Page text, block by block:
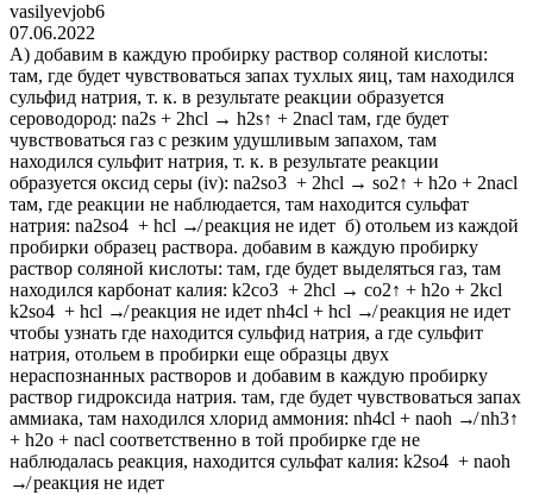
vasilyevjob6
07.06.2022
А) добавим в каждую пробирку раствор соляной кислоты:
там, где будет чувствоваться запах тухлых яиц, там находился
сульфид натрия, т. к. в результате реакции образуется
сероводород: na2s + 2hcl → h2s↑ + 2nacl там, где будет
чувствоваться газ с резким удушливым запахом, там
находился сульфит натрия, т. к. в результате реакции
образуется оксид серы (iv): na2so3 + 2hcl → so2↑ + h2o + 2nacl
там, где реакции не наблюдается, там находится сульфат
натрия: na2so4 + hcl ↛ реакция не идет б) отольем из каждой
пробирки образец раствора. добавим в каждую пробирку
раствор соляной кислоты: там, где будет выделяться газ, там
находился карбонат калия: k2co3 + 2hcl → co2↑ + h2o + 2kcl
k2so4 + hcl ↛ реакция не идет nh4cl + hcl ↛ реакция не идет
чтобы узнать где находится сульфид натрия, а где сульфит
натрия, отольем в пробирки еще образцы двух
нераспознанных растворов и добавим в каждую пробирку
раствор гидроксида натрия. там, где будет чувствоваться запах
аммиака, там находился хлорид аммония: nh4cl + naoh ↛ nh3↑
+ h2o + nacl соответственно в той пробирке где не
наблюдалась реакция, находится сульфат калия: k2so4 + naoh
↛ реакция не идет